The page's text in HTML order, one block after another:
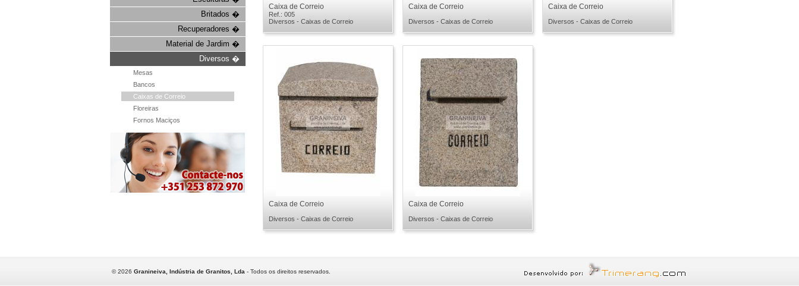
Britados �
Recuperadores �
Material de Jardim �
Diversos �
Mesas
Bancos
Caixas de Correio
Floreiras
Fornos Maciços
Caixa de Correio
Ref.: 005
Diversos - Caixas de Correio
Caixa de Correio
Diversos - Caixas de Correio
Caixa de Correio
Diversos - Caixas de Correio
Caixa de Correio
Diversos - Caixas de Correio
Caixa de Correio
Diversos - Caixas de Correio
©2026 Granineiva, Indústria de Granitos, Lda - Todos os direitos reservados.